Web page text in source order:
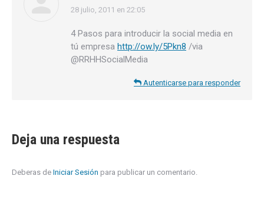
dice:
28 julio, 2011 en 22:05
4 Pasos para introducir la social media en
tú empresa http://ow.ly/5Pkn8 /via
@RRHHSocialMedia
Autenticarse para responder
Deja una respuesta
Deberas de Iniciar Sesión para publicar un comentario.